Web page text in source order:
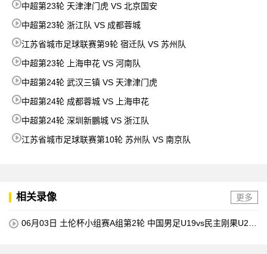
中超第23轮 天津津门虎 VS 北京国安
中超第23轮 浙江队 VS 成都蓉城
江苏省城市足球联赛第9轮 宿迁队 VS 苏州队
中超第23轮 上海申花 VS 河南队
中超第24轮 武汉三镇 VS 天津津门虎
中超第24轮 成都蓉城 VS 上海申花
中超第24轮 深圳新鵬城 VS 浙江队
江苏省城市足球联赛第10轮 苏州队 VS 南京队
相关录像 更多
06月03日 土伦杯小组赛A组第2轮 中国男足U19vs民主刚果U23